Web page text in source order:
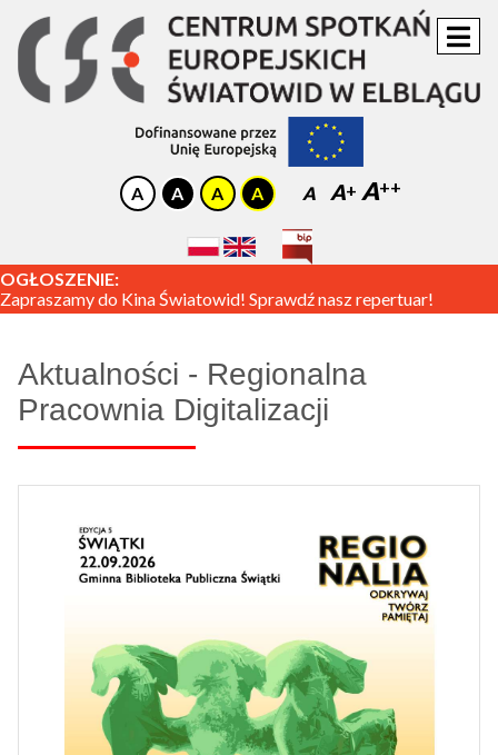
A A A
OGŁOSZENIE:
Zapraszamy do Kina Światowid! Sprawdź nasz repertuar!
Aktualności - Regionalna
Pracownia Digitalizacji